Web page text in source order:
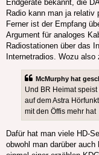
Endgeräte bekannt, die
Radio kann man ja relativ
Ferner ist der Empfang
Argument für analoges
Radiostationen über das
Internetradios. Wozu
McMurphy hat
Und BR Heimat
auf dem Astra
mit den Öffis mehr hat
Dafür hat man viele HD-
obwohl man darüber